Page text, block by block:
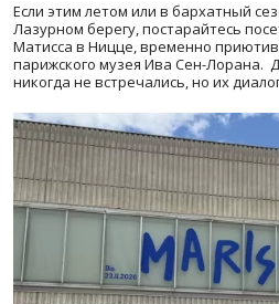
Если этим летом или в бархатный
Лазурном берегу, постарайтесь
Матисса в Ницце, временно
парижского музея Ива Сен-Лорана.
никогда не встречались, но их